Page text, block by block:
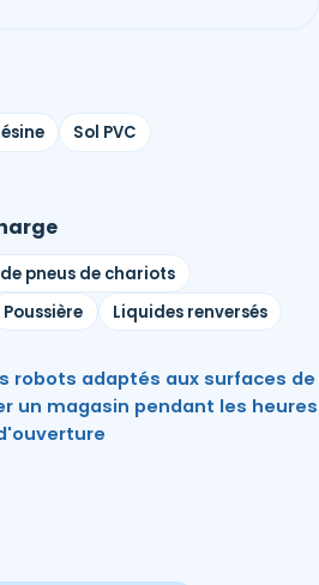
Sol PVC
pneus de chariots
Poussière Liquides renversés
robots adaptés aux surfaces de
un magasin pendant les heures